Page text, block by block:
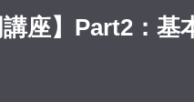
講座】Part2：